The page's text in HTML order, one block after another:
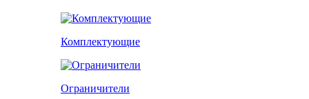
Комплектующие
Ограничители